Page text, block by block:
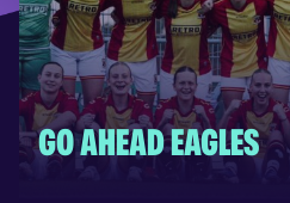
GO AHEAD EAGLES